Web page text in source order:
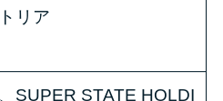
リア
SUPER STATE HOLDI